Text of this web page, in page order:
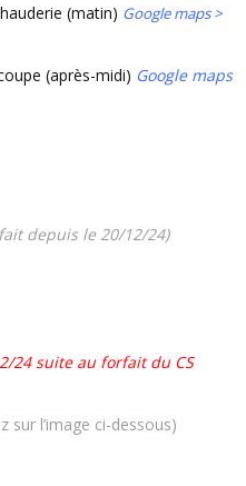
(matin) Google maps >
(après-midi) Google maps
depuis le 20/12/24)
24 suite au forfait du CS
sur l’image ci-dessous)